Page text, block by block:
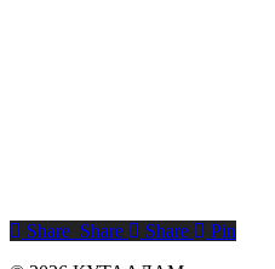
Share Share Share
Pin